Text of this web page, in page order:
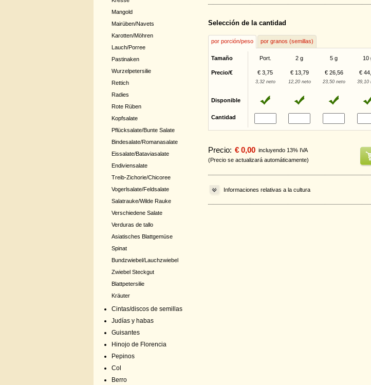
Mangold
Mairüben/Navets
Karotten/Möhren
Lauch/Porree
Pastinaken
Wurzelpetersilie
Rettich
Radies
Rote Rüben
Kopfsalate
Pflücksalate/Bunte Salate
Bindesalate/Romanasalate
Eissalate/Bataviasalate
Endiviensalate
Treib-Zichorie/Chicoree
Vogerlsalate/Feldsalate
Salatrauke/Wilde Rauke
Verschiedene Salate
Verduras de tallo
Asiatisches Blattgemüse
Spinat
Bundzwiebel/Lauchzwiebel
Zwiebel Steckgut
Blattpetersilie
Kräuter
Cintas/discos de semillas
Judías y habas
Guisantes
Hinojo de Florencia
Pepinos
Col
Berro
Selección de la cantidad
por porción/peso por granos (semillas)
Tamaño Port. 2 g 5 g 10
Precio/€ € 3,75 € 13,79 € 26,56 €
3,32 neto 12,20 neto 23,50 neto 39,10
Disponible
Cantidad
Precio: € 0,00 incluyendo 13% IVA
(Precio se actualizará automáticamente)
Informaciones relativas a la cultura